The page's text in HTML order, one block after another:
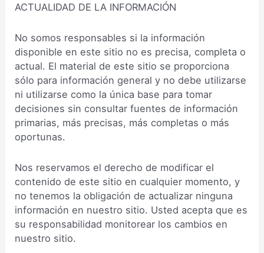
ACTUALIDAD DE LA INFORMACIÓN
No somos responsables si la información
disponible en este sitio no es precisa, completa o
actual. El material de este sitio se proporciona
sólo para información general y no debe utilizarse
ni utilizarse como la única base para tomar
decisiones sin consultar fuentes de información
primarias, más precisas, más completas o más
oportunas.
Nos reservamos el derecho de modificar el
contenido de este sitio en cualquier momento, y
no tenemos la obligación de actualizar ninguna
información en nuestro sitio. Usted acepta que es
su responsabilidad monitorear los cambios en
nuestro sitio.